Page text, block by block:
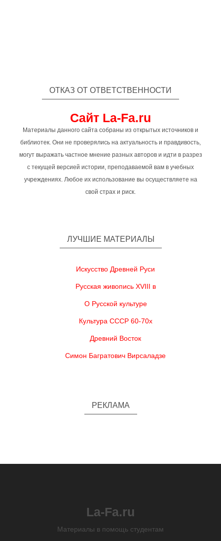
ОТКАЗ ОТ ОТВЕТСТВЕННОСТИ
Сайт La-Fa.ru
Материалы данного сайта собраны из открытых источников и
библиотек. Они не проверялись на актуальность и правдивость,
могут выражать частное мнение разных авторов и идти в разрез
с текущей версией истории, преподаваемой вам в учебных
учреждениях. Любое их использование вы осуществляете на
свой страх и риск.
ЛУЧШИЕ МАТЕРИАЛЫ
Искусство Древней Руси
Русская живопись XVIII в
О Русской культуре
Культура СССР 60-70х
Древний Восток
Симон Багратович Вирсаладзе
РЕКЛАМА
La-Fa.ru
Материалы в помощь студентам